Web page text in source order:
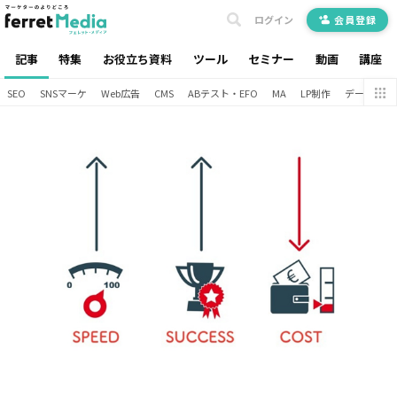
記事 特集 お役立ち資料 ツール セミナー 動画 講座
ログイン 会員登録
SEO SNSマーケ Web広告 CMS ABテスト・EFO MA LP制作 データ分析